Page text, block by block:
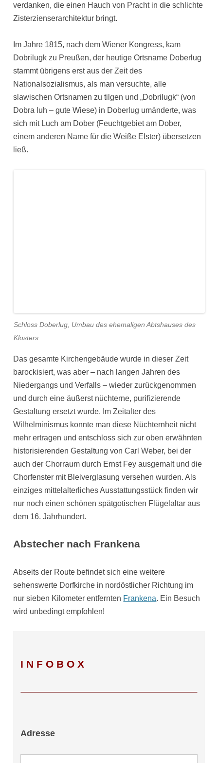
verdanken, die einen Hauch von Pracht in die schlichte
Zisterzienserarchitektur bringt.
Im Jahre 1815, nach dem Wiener Kongress, kam
Dobrilugk zu Preußen, der heutige Ortsname Doberlug
stammt übrigens erst aus der Zeit des
Nationalsozialismus, als man versuchte, alle
slawischen Ortsnamen zu tilgen und „Dobrilugk“ (von
Dobra luh – gute Wiese) in Doberlug umänderte, was
sich mit Luch am Dober (Feuchtgebiet am Dober,
einem anderen Name für die Weiße Elster) übersetzen
ließ.
Schloss Doberlug, Umbau des ehemaligen Abtshauses des
Klosters
Das gesamte Kirchengebäude wurde in dieser Zeit
barockisiert, was aber – nach langen Jahren des
Niedergangs und Verfalls – wieder zurückgenommen
und durch eine äußerst nüchterne, purifizierende
Gestaltung ersetzt wurde. Im Zeitalter des
Wilhelminismus konnte man diese Nüchternheit nicht
mehr ertragen und entschloss sich zur oben erwähnten
historisierenden Gestaltung von Carl Weber, bei der
auch der Chorraum durch Ernst Fey ausgemalt und die
Chorfenster mit Bleiverglasung versehen wurden. Als
einziges mittelalterliches Ausstattungsstück finden wir
nur noch einen schönen spätgotischen Flügelaltar aus
dem 16. Jahrhundert.
Abstecher nach Frankena
Abseits der Route befindet sich eine weitere
sehenswerte Dorfkirche in nordöstlicher Richtung im
nur sieben Kilometer entfernten Frankena. Ein Besuch
wird unbedingt empfohlen!
INFOBOX
Adresse